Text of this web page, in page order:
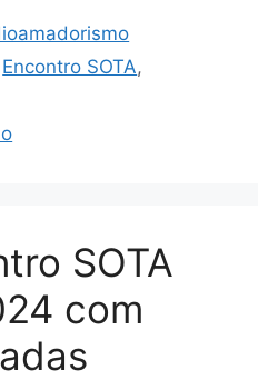
Encontro SOTA,
SOTA
com